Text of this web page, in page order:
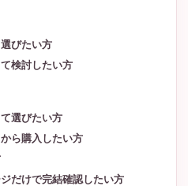
びたい方
検討したい方
選びたい方
ら購入したい方
だけで完結確認したい方